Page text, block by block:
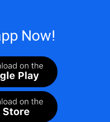
Now!